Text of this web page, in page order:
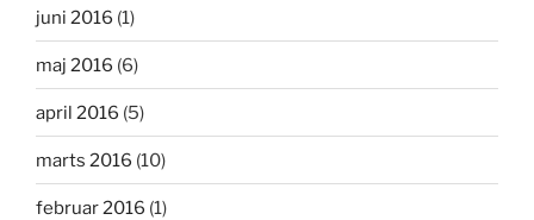
juni 2016 (1)
maj 2016 (6)
april 2016 (5)
marts 2016 (10)
februar 2016 (1)